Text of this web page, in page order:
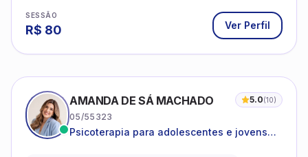
SESSÃO
R$ 80 Ver Perfil
AMANDA DE SÁ MACHADO 5.0(10)
05/55323
Psicoterapia para adolescentes e jovens